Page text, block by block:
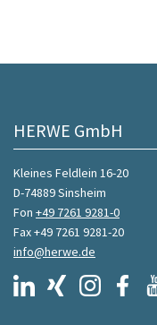
HERWE GmbH
Kleines Feldlein 16-20
D-74889 Sinsheim
Fon +49 7261 9281-0
Fax +49 7261 9281-20
info@herwe.de